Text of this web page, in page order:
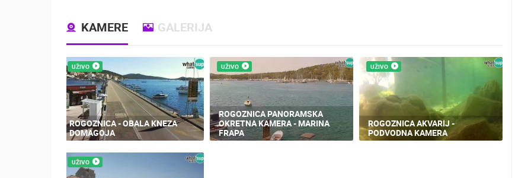
KAMERE GALERIJA
UŽIVO
ROGOZNICA - OBALA KNEZA
DOMAGOJA
UŽIVO
ROGOZNICA PANORAMSKA
OKRETNA KAMERA - MARINA
FRAPA
UŽIVO
ROGOZNICA AKVARIJ -
PODVODNA KAMERA
UŽIVO